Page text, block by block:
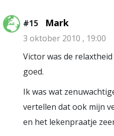
#15 Mark
3 oktober 2010 , 19:00
Victor was de
goed.
Ik was wat
vertellen dat ook mijn
en het lekenpraatje